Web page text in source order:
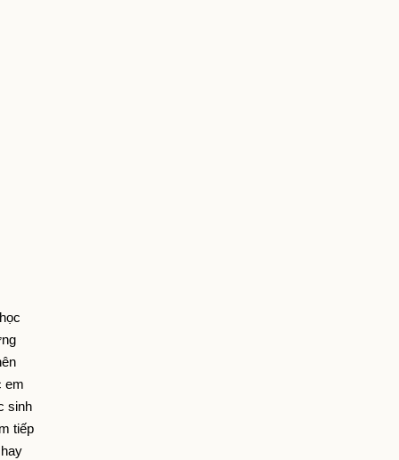
em
sinh
tiếp